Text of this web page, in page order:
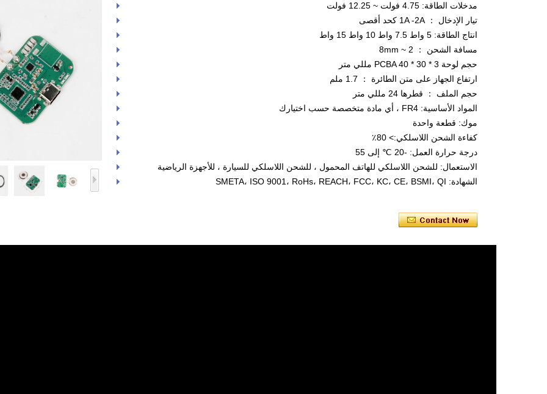
مدخلات الطاقة: 4.75 فولت ~ 12.25 فولت
تيار الإدخال ： 1A -2A كحد أقصى
انتاج الطاقة: 5 واط 7.5 واط 10 واط 15 واط
مسافة الشحن ： 2 ~ 8mm
حجم لوحة PCBA 40 * 30 * 3 مللي متر
ارتفاع الجهاز على متن الطائرة ： 1.7 ملم
حجم الملف ： قطرها 24 مللي متر
المواد الأساسية: FR4 ، أي مادة متخصصة حسب اختيارك
موك: قطعة واحدة
كفاءة الشحن اللاسلكي:> 80٪
درجة حرارة العمل: -20 ℃ إلى 55
الاستعمال: للشحن اللاسلكي للهاتف المحمول ، للشحن اللاسلكي للسيارة ، للأجهزة الرياضية
الشهادة: SMETA، ISO 9001، RoHs، REACH، FCC، KC، CE، BSMI، QI